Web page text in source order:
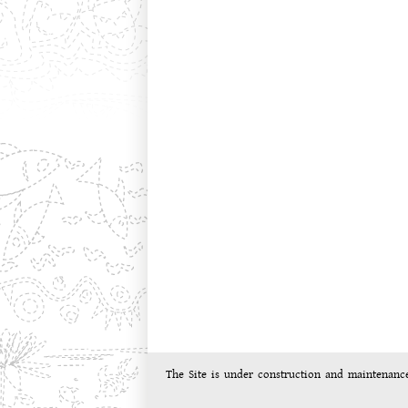
The Site is under construction and